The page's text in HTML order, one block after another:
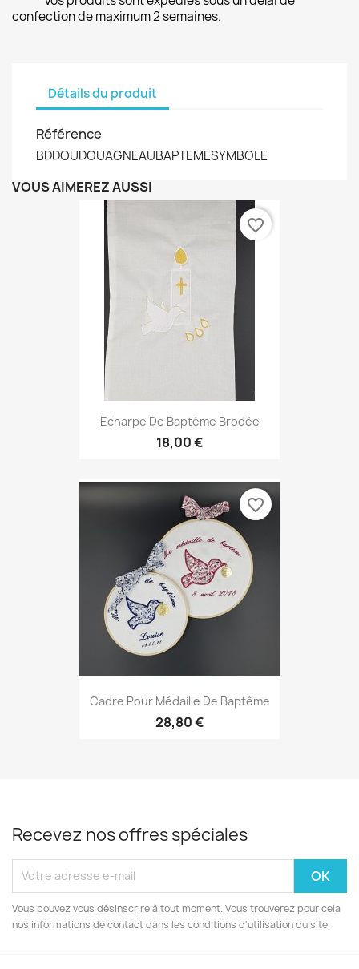
confection de maximum 2 semaines.
Détails du produit
Référence
BDDOUDOUAGNEAUBAPTEMESYMBOLE
VOUS AIMEREZ AUSSI
Echarpe De Baptême Brodée
18,00 €
favorite_border
Cadre Pour Médaille De Baptême
28,80 €
favorite_border
Recevez nos offres spéciales
Vous pouvez vous désinscrire à tout moment. Vous trouverez pour cela
nos informations de contact dans les conditions d'utilisation du site.